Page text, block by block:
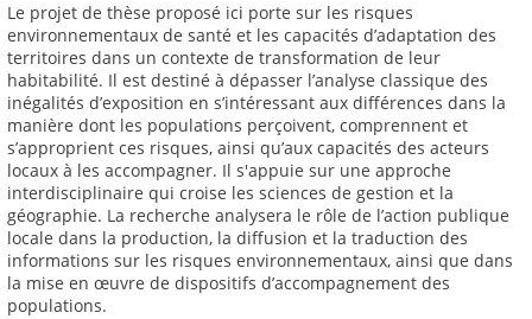
Le projet de thèse proposé ici porte sur les risques
environnementaux de santé et les capacités d’adaptation des
territoires dans un contexte de transformation de leur
habitabilité. Il est destiné à dépasser l’analyse classique des
inégalités d’exposition en s’intéressant aux différences dans la
manière dont les populations perçoivent, comprennent et
s’approprient ces risques, ainsi qu’aux capacités des acteurs
locaux à les accompagner. Il s'appuie sur une approche
interdisciplinaire qui croise les sciences de gestion et la
géographie. La recherche analysera le rôle de l’action publique
locale dans la production, la diffusion et la traduction des
informations sur les risques environnementaux, ainsi que dans
la mise en œuvre de dispositifs d’accompagnement des
populations.